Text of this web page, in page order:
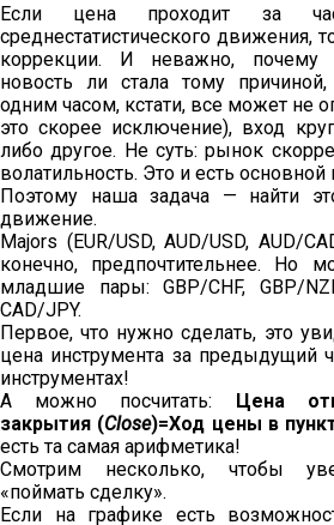
Если цена проходит за
среднестатистического движения,
коррекции. И неважно, почему
новость ли стала тому
одним часом, кстати, все может не
это скорее исключение), вход
либо другое. Не суть: рынок
волатильность. Это и есть основной
Поэтому наша задача — найти
движение.
Majors (EUR/USD, AUD/USD, AUD/
конечно, предпочтительнее. Но
младшие пары: GBP/CHF, GBP/
CAD/JPY.
Первое, что нужно сделать, это
цена инструмента за предыдущий
инструментах!
А можно посчитать: Цена
закрытия (Close)=Ход цены в
есть та самая арифметика!
Смотрим несколько, чтобы
«поймать сделку».
Если на графике есть